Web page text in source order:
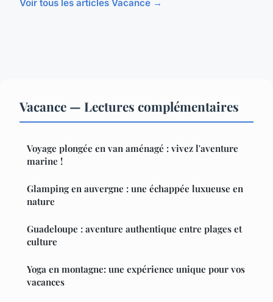
Voir tous les articles Vacance →
Vacance — Lectures complémentaires
Voyage plongée en van aménagé : vivez l'aventure
marine !
Glamping en auvergne : une échappée luxueuse en
nature
Guadeloupe : aventure authentique entre plages et
culture
Yoga en montagne: une expérience unique pour vos
vacances